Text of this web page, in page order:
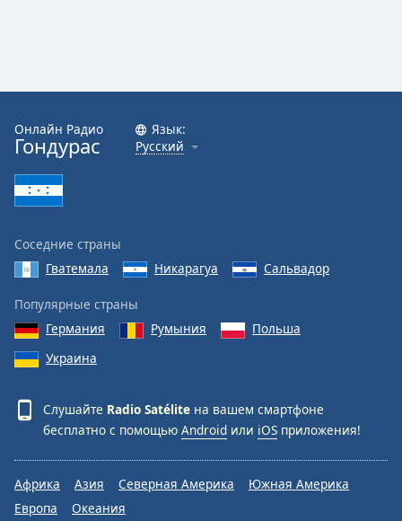
Онлайн Радио
Гондурас
Язык:
Русский
Соседние страны
Гватемала
Никарагуа Сальвадор
Популярные страны
Германия
Румыния
Польша
Украина
Слушайте Radio Satélite на вашем смартфоне
бесплатно с помощью Android или iOS приложения!
Африка Азия Северная Америка
Южная Америка
Европа
Океания